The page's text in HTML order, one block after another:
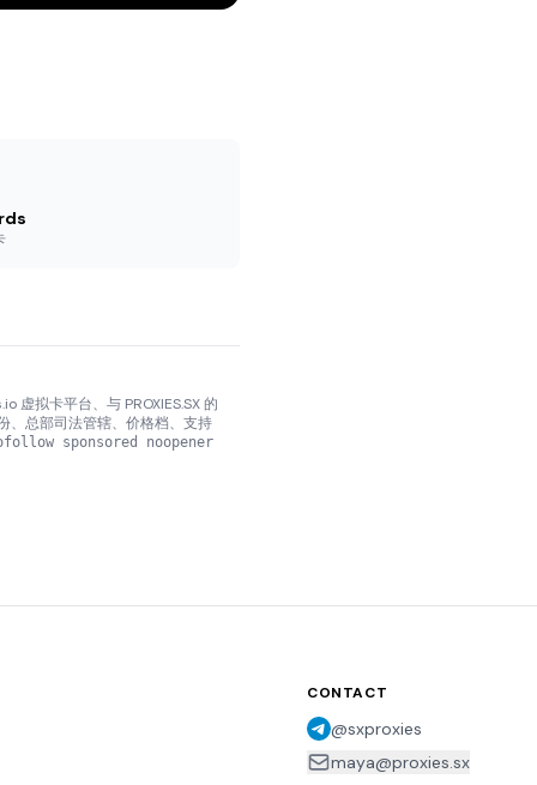
虚拟卡平台、与 PROXIES.SX 的
总部司法管辖、价格档、支持
sponsored noopener
CONTACT
@sxproxies
maya@proxies.sx